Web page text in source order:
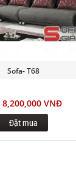
Sofa- T68
8,200,000 VNĐ
Đặt mua